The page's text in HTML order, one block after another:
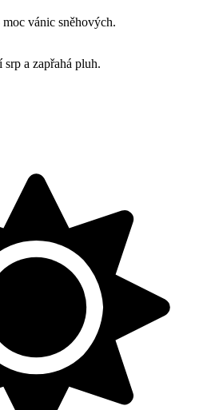
vánic sněhových.
a zapřahá pluh.